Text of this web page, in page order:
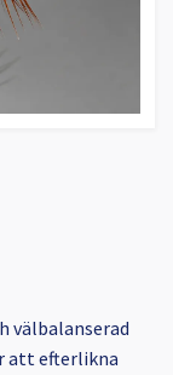
välbalanserad
att efterlikna